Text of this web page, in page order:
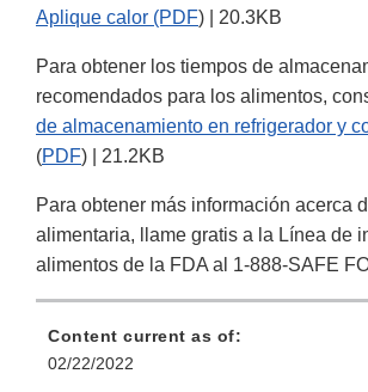
Aplique calor (PDF) | 20.3KB
Para obtener los tiempos de
recomendados para los alimentos,
de almacenamiento en refrigerador y
(PDF) | 21.2KB
Para obtener más información acerca
alimentaria, llame gratis a la Línea de
alimentos de la FDA al 1-888-SAFE
Content current as of:
02/22/2022